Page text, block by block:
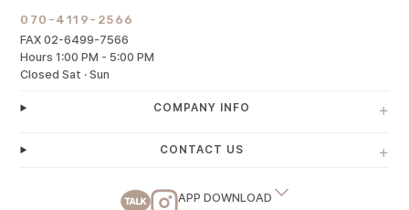
070-4119-2566
FAX 02-6499-7566
Hours 1:00 PM - 5:00 PM
Closed Sat · Sun
COMPANY INFO +
CONTACT US +
APP DOWNLOAD